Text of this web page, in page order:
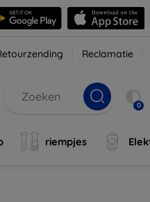
Reclamatie
0
riempjes